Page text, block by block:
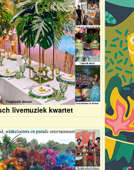
livemuziek kwartet